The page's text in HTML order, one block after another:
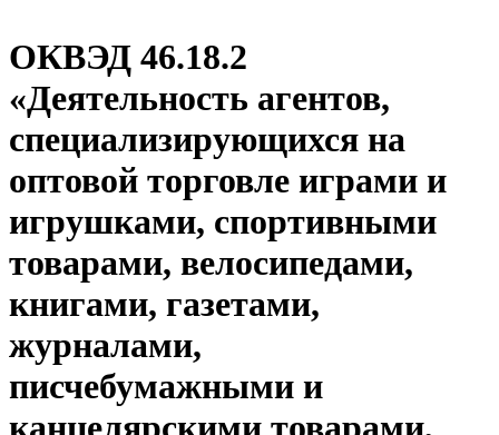
ОКВЭД 46.18.2
«Деятельность агентов,
специализирующихся на
оптовой торговле играми и
игрушками, спортивными
товарами, велосипедами,
книгами, газетами,
журналами,
писчебумажными и